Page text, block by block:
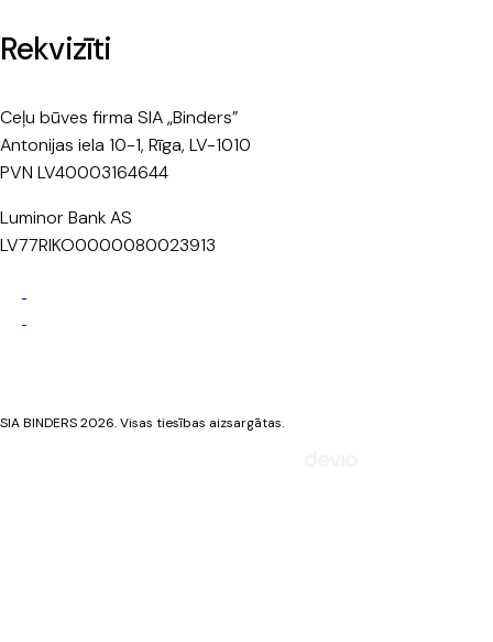
Rekvizīti
Ceļu būves firma SIA „Binders”
Antonijas iela 10-1, Rīga, LV-1010
PVN LV40003164644
Luminor Bank AS
LV77RIKO0000080023913
SIA BINDERS 2026. Visas tiesības aizsargātas.